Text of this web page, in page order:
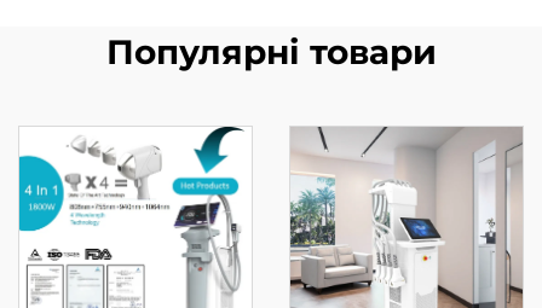
Популярні товари